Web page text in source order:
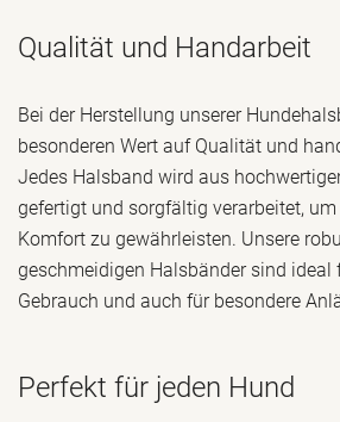
Qualität und Handarbeit
Bei der Herstellung unserer
besonderen Wert auf Qualität und
Jedes Halsband wird aus
gefertigt und sorgfältig verarbeitet,
Komfort zu gewährleisten. Unsere
geschmeidigen Halsbänder sind ideal
Gebrauch und auch für besondere
Perfekt für jeden Hund